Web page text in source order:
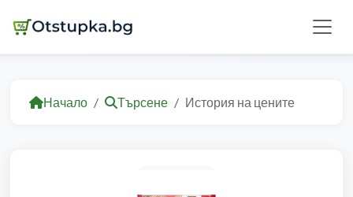
Начало Търсене История на цените